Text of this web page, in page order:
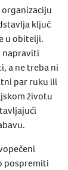
ključ
u obitelji.
napraviti
a ne treba ni
par ruku ili
životu
pospremiti